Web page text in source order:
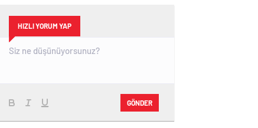
HIZLI YORUM YAP
GÖNDER